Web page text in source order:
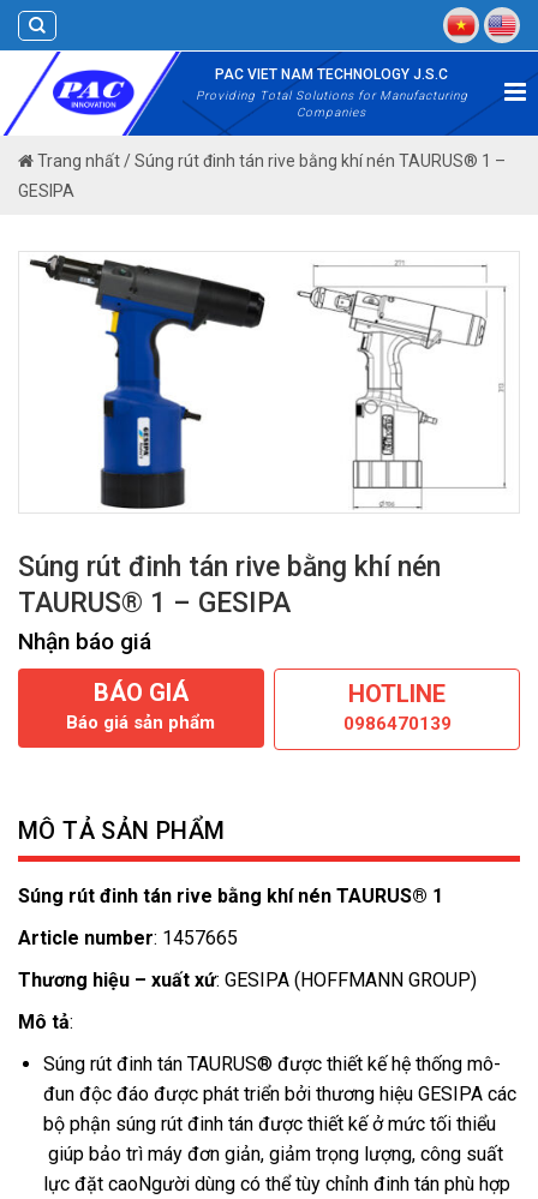
Skip
to
content
PAC VIET NAM TECHNOLOGY J.S.C
Providing Total Solutions for Manufacturing
Companies
Trang nhất/Súng rút đinh tán rive bằng khí nén TAURUS® 1 –
GESIPA
Súng rút đinh tán rive bằng khí nén
TAURUS® 1 – GESIPA
Nhận báo giá
BÁO GIÁ
Báo giá sản phẩm
HOTLINE
0986470139
MÔ TẢ SẢN PHẨM
Súng rút đinh tán rive bằng khí nén TAURUS® 1
Article number: 1457665
Thương hiệu – xuất xứ: GESIPA (HOFFMANN GROUP)
Mô tả:
Súng rút đinh tán TAURUS® được thiết kế hệ thống mô-
đun độc đáo được phát triển bởi thương hiệu GESIPA các
bộ phận súng rút đinh tán được thiết kế ở mức tối thiểu
giúp bảo trì máy đơn giản, giảm trọng lượng, công suất
lực đặt caoNgười dùng có thể tùy chỉnh đinh tán phù hợp